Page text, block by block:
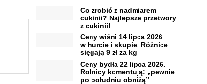
Co zrobić z nadmiarem
cukinii? Najlepsze przetwory
z cukinii!
Ceny wiśni 14 lipca 2026
w hurcie i skupie. Różnice
sięgają 9 zł za kg
Ceny bydła 22 lipca 2026.
Rolnicy komentują: „pewnie
po południu obniżą”